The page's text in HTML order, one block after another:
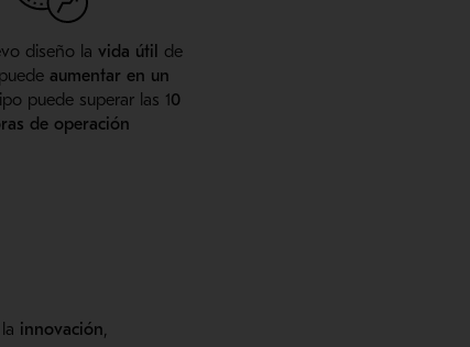
diseño lavida útil
de
aumentar en un
puede superar las 10
de operación
innovación,